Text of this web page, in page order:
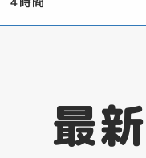
最